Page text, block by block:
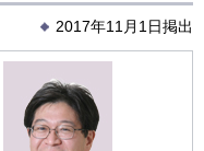
2017年11月1日掲出